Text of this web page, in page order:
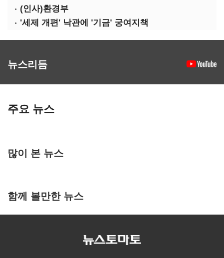
(인사)환경부
'세제 개편' 낙관에 '기금' 궁여지책
뉴스리듬
주요 뉴스
많이 본 뉴스
함께 볼만한 뉴스